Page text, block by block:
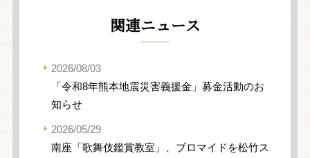
関連ニュース
2026/08/03
「令和8年熊本地震災害義援金」募金活動のお
知らせ
2026/05/29
南座「歌舞伎鑑賞教室」、ブロマイドを松竹ス